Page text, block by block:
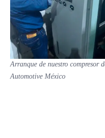
Arranque de nuestro compresor
Automotive México